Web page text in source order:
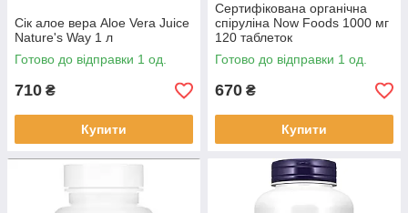
Сік алое вера Aloe Vera Juice
Nature's Way 1 л
Готово до відправки 1 од.
710 ₴
Купити
Сертифікована органічна
спіруліна Now Foods 1000 мг
120 таблеток
Готово до відправки 1 од.
670 ₴
Купити